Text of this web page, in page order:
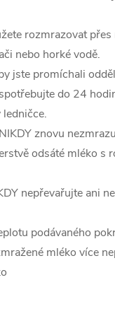
rozmrazovat přes
nebo horké vodě.
jste promíchali
do 24
znovu
odsáté mléko s
nepřevařujte ani
podávaného
mléko více